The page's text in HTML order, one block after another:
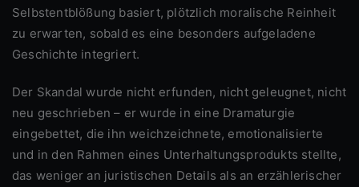
Selbstentblößung basiert, plötzlich moralische Reinheit
zu erwarten, sobald es eine besonders aufgeladene
Geschichte integriert.
Der Skandal wurde nicht erfunden, nicht geleugnet, nicht
neu geschrieben – er wurde in eine Dramaturgie
eingebettet, die ihn weichzeichnete, emotionalisierte
und in den Rahmen eines Unterhaltungsprodukts stellte,
das weniger an juristischen Details als an erzählerischer